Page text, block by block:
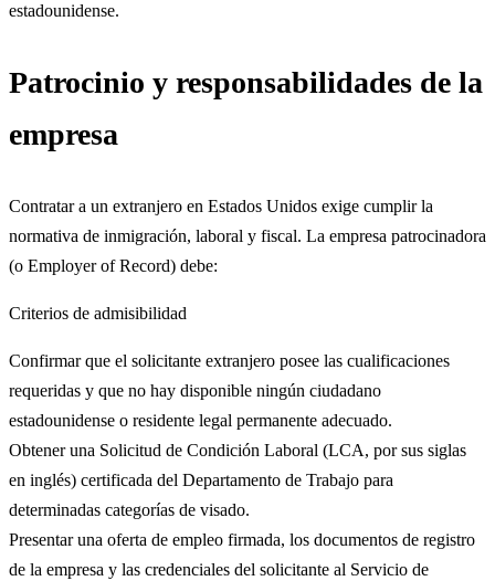
estadounidense.​
Patrocinio y responsabilidades de la
empresa
Contratar a un extranjero en Estados Unidos exige cumplir la
normativa de inmigración, laboral y fiscal. La empresa patrocinadora
(o Employer of Record) debe:​
Criterios de admisibilidad
Confirmar que el solicitante extranjero posee las cualificaciones
requeridas y que no hay disponible ningún ciudadano
estadounidense o residente legal permanente adecuado.​
Obtener una Solicitud de Condición Laboral (LCA, por sus siglas
en inglés) certificada del Departamento de Trabajo para
determinadas categorías de visado.​
Presentar una oferta de empleo firmada, los documentos de registro
de la empresa y las credenciales del solicitante al Servicio de